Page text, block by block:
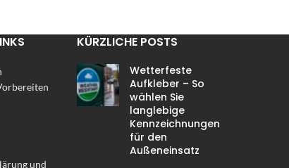
und
KÜRZLICHE POSTS
Wetterfeste
Aufkleber – So
wählen Sie
langlebige
Kennzeichnungen
für den
Außeneinsatz